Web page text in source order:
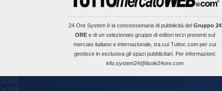
24 Ore Systemè la concessionaria di pubblicità del Gruppo 24
OREe di un selezionato gruppo di editori terzi presenti sul
mercato italiano e internazionale, tra cui Tuttoc.com per cui
gestisce in esclusiva gli spazi pubblicitari. Per informazioni:
info.system24@ilsole24ore.com